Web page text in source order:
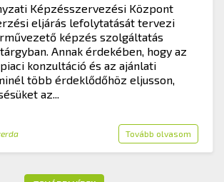
Képzésszervezési Központ
eljárás lefolytatását tervezi
képzés szolgáltatás
Annak érdekében, hogy az
konzultáció és az ajánlati
több érdeklődőhöz eljusson,
az...
Tovább olvasom